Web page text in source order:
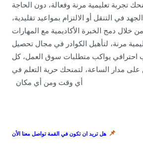
وكيف تخاطب العملاء · التعرف على سمات
النقاط التي...
تجربة تعليمية مرنة وفعالة، دون الحاجة
في التنقل أو الالتزام بمواعيد تقليدية،
خلال دمج الخبرة الأكاديمية مع المهارات
مرنة، لتأهيل الكوادر في مجال تحصيل
احترافي يواكب متطلبات سوق العمل، كل
على مدار الساعة، لتمنحك حرية التعلم في
أي وقت ومن أي مكان
📌 هل تريد ان تكون في القمة تواصل معنا الأن